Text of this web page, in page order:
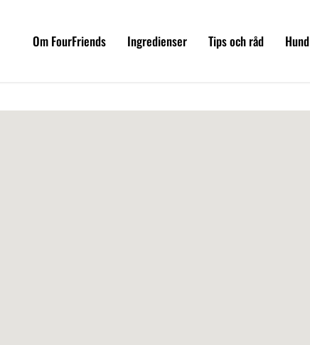
Om FourFriends Ingredienser Tips och råd Hund